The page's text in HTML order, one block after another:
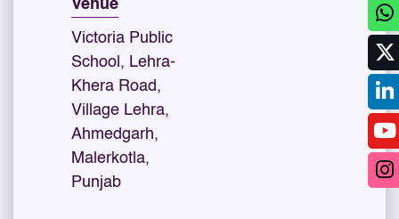
Venue
Victoria Public
School, Lehra-
Khera Road,
Village Lehra,
Ahmedgarh,
Malerkotla,
Punjab